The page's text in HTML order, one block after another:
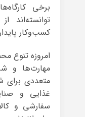
برخی
کسب‌وکار
امروزه تنوع
مهارت‌ها و
متعددی برای
غذایی و
سفارشی و